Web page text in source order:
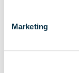
Marketing